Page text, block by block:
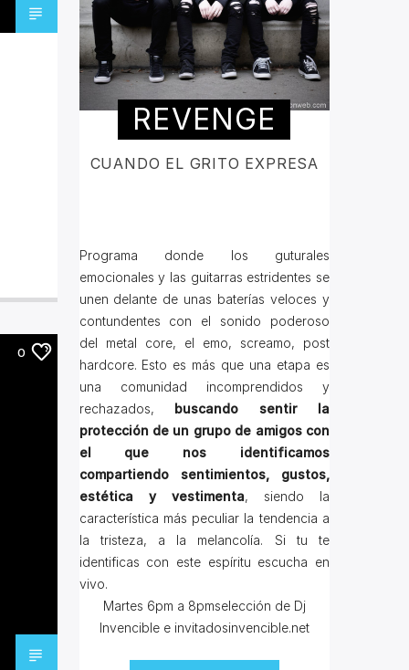
0
REVENGE
CUANDO EL GRITO EXPRESA
Programa donde los guturales
emocionales y las guitarras estridentes se
unen delante de unas baterías veloces y
contundentes con el sonido poderoso
del metal core, el emo, screamo, post
hardcore. Esto es más que una etapa es
una comunidad incomprendidos y
rechazados, buscando sentir la
protección de un grupo de amigos con
el que nos identificamos
compartiendo sentimientos, gustos,
estética y vestimenta, siendo la
característica más peculiar la tendencia a
la tristeza, a la melancolía. Si tu te
identificas con este espíritu escucha en
vivo.
Martes 6pm a 8pmselección de Dj
Invencible e invitadosinvencible.net